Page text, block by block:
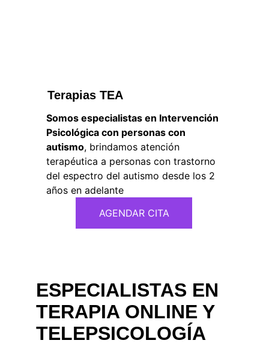
Somos especialistas en Intervención
Psicológica con personas con
autismo, brindamos atención
terapéutica a personas con trastorno
del espectro del autismo desde los 2
años en adelante
Terapias TEA
AGENDAR CITA
ESPECIALISTAS EN
TERAPIA ONLINE Y
TELEPSICOLOGÍA